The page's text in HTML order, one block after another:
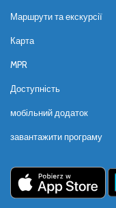
Маршрути та екскурсії
Карта
MPR
Доступність
мобільний додаток
завантажити програму